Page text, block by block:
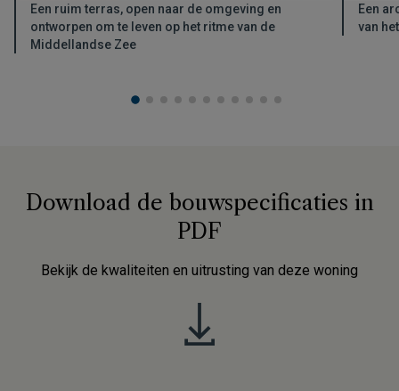
Een ruim terras, open naar de omgeving en
ontworpen om te leven op het ritme van de
Middellandse Zee
Een
van
Download de bouwspecificaties in
PDF
Bekijk de kwaliteiten en uitrusting van deze woning